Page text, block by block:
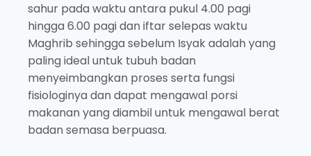
sahur pada waktu antara pukul 4.00 pagi
hingga 6.00 pagi dan iftar selepas waktu
Maghrib sehingga sebelum Isyak adalah yang
paling ideal untuk tubuh badan
menyeimbangkan proses serta fungsi
fisiologinya dan dapat mengawal porsi
makanan yang diambil untuk mengawal berat
badan semasa berpuasa.